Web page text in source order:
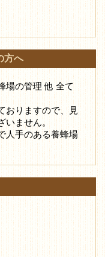
方へ
場の管理 他 全て
おりますので、見
いません。
人手のある養蜂場